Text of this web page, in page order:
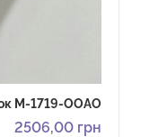
M-1719-OOAO
2506,00 грн